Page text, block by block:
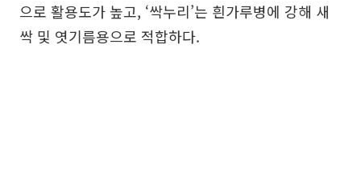
으로 활용도가 높고, ‘싹누리’는 흰가루병에 강해 새
싹 및 엿기름용으로 적합하다.